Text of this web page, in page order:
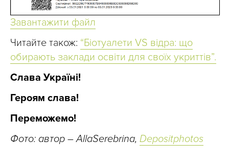
Завантажити файл
Читайте також: “Біотуалети VS відра: що
обирають заклади освіти для своїх укриттів”.
Слава Україні!
Героям слава!
Переможемо!
Фото: автор – AllaSerebrina, Depositphotos